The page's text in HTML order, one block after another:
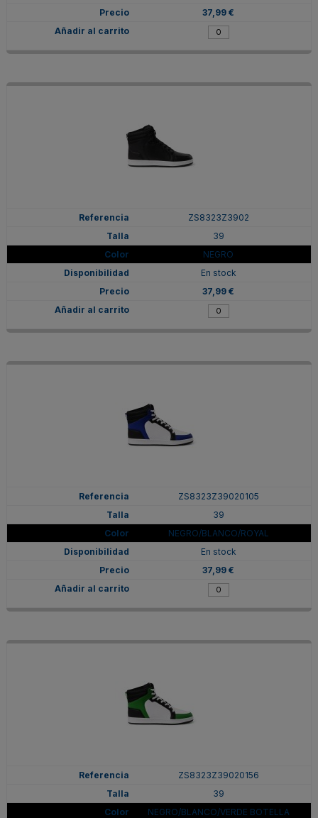
37,99 €
ZS8323Z3902
39
NEGRO
En stock
37,99 €
ZS8323Z39020105
39
NEGRO/BLANCO/ROYAL
En stock
37,99 €
ZS8323Z39020156
39
NEGRO/BLANCO/VERDE BOTELLA